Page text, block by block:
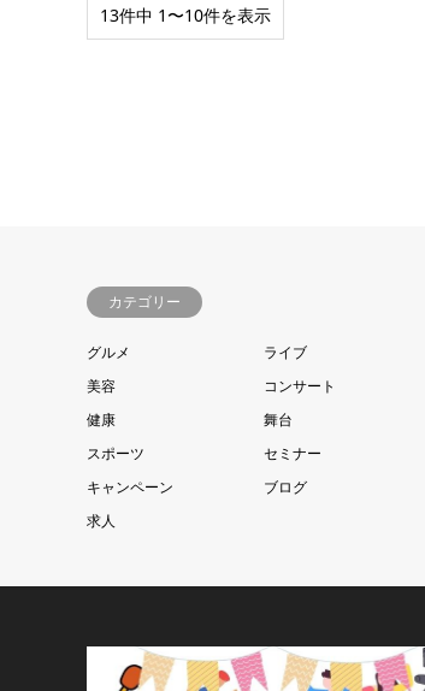
13件中 1〜10件を表示
カテゴリー
グルメ ライブ
美容
コンサート
健康
舞台
スポーツ
セミナー
キャンペーン
ブログ
求人